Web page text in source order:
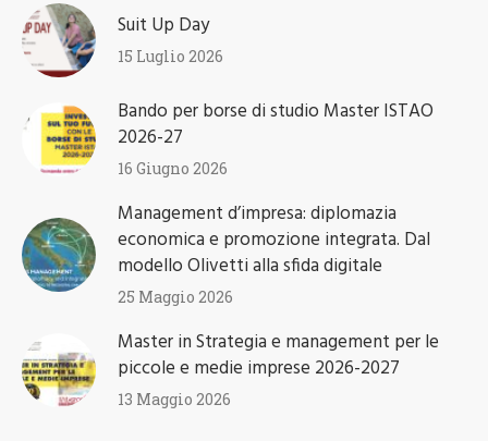
Suit Up Day
15 Luglio 2026
Bando per borse di studio Master ISTAO
2026-27
16 Giugno 2026
Management d’impresa: diplomazia
economica e promozione integrata. Dal
modello Olivetti alla sfida digitale
25 Maggio 2026
Master in Strategia e management per le
piccole e medie imprese 2026-2027
13 Maggio 2026